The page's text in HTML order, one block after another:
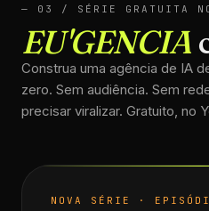
— 03 / SÉRIE GRATUITA NO
EU'GENCIA
Construa uma agência de IA
zero. Sem audiência. Sem
precisar viralizar. Gratuito, no
NOVA SÉRIE ·